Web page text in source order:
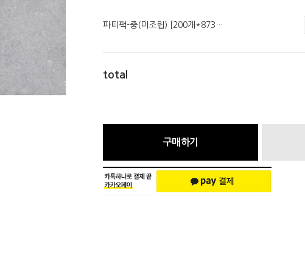
파티팩-중(미조립) [200개*873원] 패드,용기 추가옵션
total
구매하기